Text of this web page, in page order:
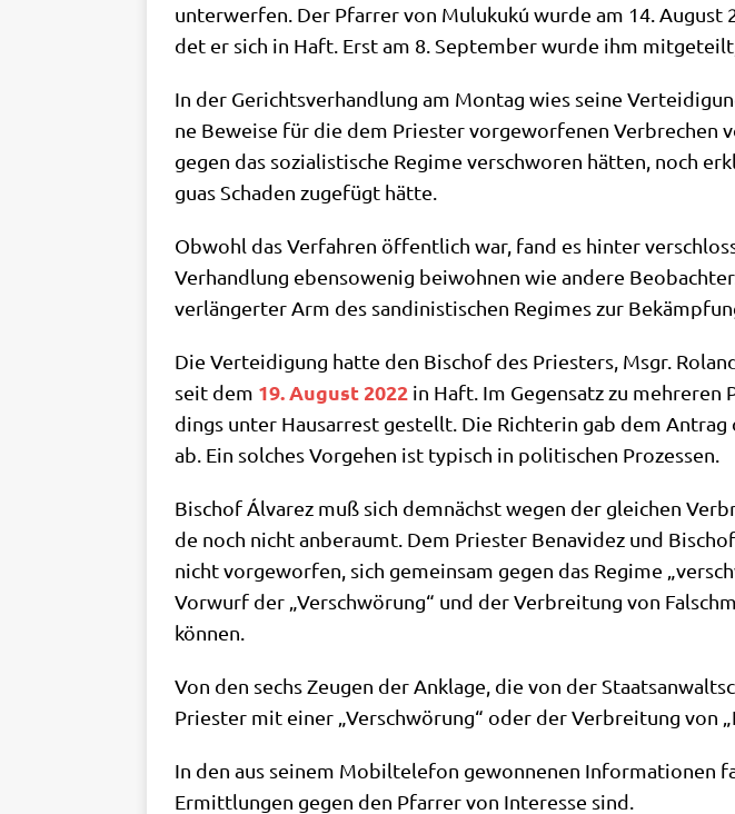
unter­wer­fen. Der Pfar­rer von Mulu­kukú wur­de am 14.
det er sich in Haft. Erst am 8. Sep­tem­ber wur­de ihm
In der Gerichts­ver­hand­lung am Mon­tag wies sei­ne
ne Bewei­se für die dem Prie­ster vor­ge­wor­fe­nen Ver­bre­chen
gegen das sozia­li­sti­sche Regime ver­schwo­ren hät­ten, noch
gu­as Scha­den zuge­fügt hätte.
Obwohl das Ver­fah­ren öffent­lich war, fand es hin­ter
Ver­hand­lung eben­so­we­nig bei­woh­nen wie ande­re
ver­län­ger­ter Arm des san­di­ni­sti­schen Regimes zur
Die Ver­tei­di­gung hat­te den Bischof des Prie­sters, Msgr.
seit dem 19. August 2022 in Haft. Im Gegen­satz zu
dings unter Haus­ar­rest gestellt. Die Rich­te­rin gab dem
ab. Ein sol­ches Vor­ge­hen ist typisch in poli­ti­schen Prozessen.
Bischof Álva­rez muß sich dem­nächst wegen der glei­chen
de noch nicht anbe­raumt. Dem Prie­ster Bena­vi­dez und
nicht vor­ge­wor­fen, sich gemein­sam gegen das Regime
Vor­wurf der „Ver­schwö­rung“ und der Ver­brei­tung von
können.
Von den sechs Zeu­gen der Ankla­ge, die von der
Prie­ster mit einer „Ver­schwö­rung“ oder der Ver­brei­tung von
In den aus sei­nem Mobil­te­le­fon gewon­ne­nen Infor­ma­tio­nen
Ermitt­lun­gen gegen den Pfar­rer von Inter­es­se sind.